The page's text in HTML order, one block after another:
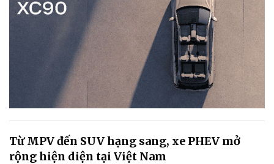
Từ MPV đến SUV hạng sang, xe PHEV mở
rộng hiện diện tại Việt Nam